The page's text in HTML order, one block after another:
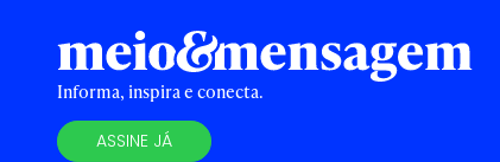
Informa, inspira e conecta.
ASSINE JÁ